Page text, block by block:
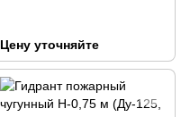
Цену уточняйте